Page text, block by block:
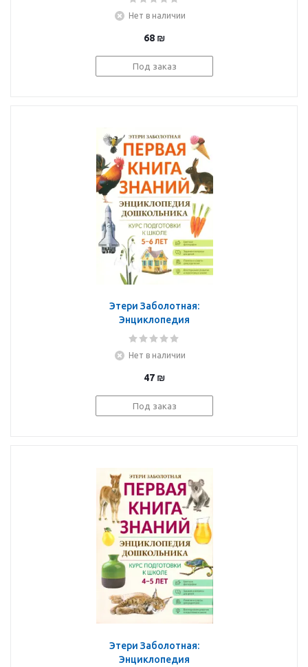
Нет в наличии
68 ₪
Под заказ
Этери Заболотная:
Энциклопедия
дошкольника. 5-6 лет
Нет в наличии
47 ₪
Под заказ
Этери Заболотная:
Энциклопедия